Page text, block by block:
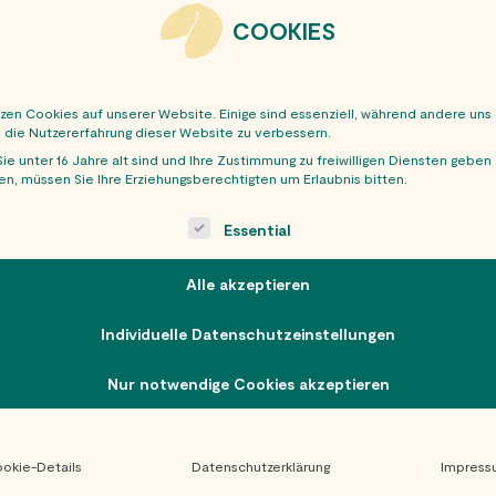
WIENER NEUSTADT
COOKIES
Cookies auf unserer Website. Einige sind essenziell, während andere uns
Nutzererfahrung dieser Website zu verbessern.
unter 16 Jahre alt sind und Ihre Zustimmung zu freiwilligen Diensten geben
müssen Sie Ihre Erziehungsberechtigten um Erlaubnis bitten.
is a list of service groups for which consent can be
Essential
Alle akzeptieren
Individuelle Datenschutzeinstellungen
Nur notwendige Cookies akzeptieren
Details Datenschutzerklärung